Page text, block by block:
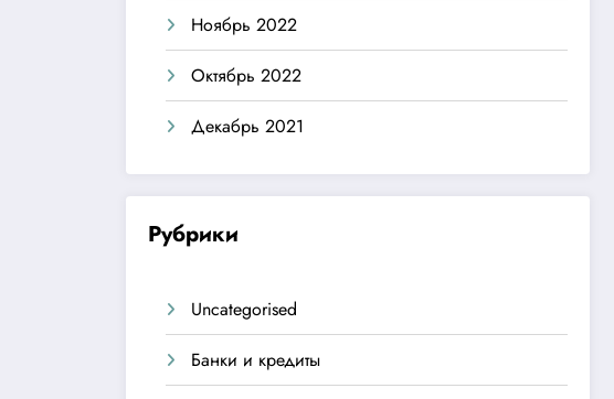
Ноябрь 2022
Октябрь 2022
Декабрь 2021
Рубрики
Uncategorised
Банки и кредиты